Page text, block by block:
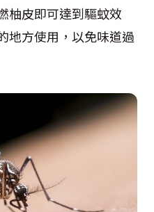
柚皮即可達到驅蚊效
地方使用，以免味道過